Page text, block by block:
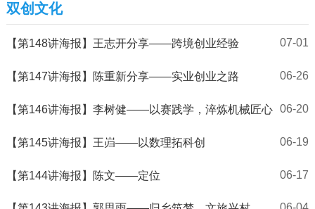
双创文化
【第148讲海报】王志开分享——跨境创业经验 07-01
【第147讲海报】陈重新分享——实业创业之路 06-26
【第146讲海报】李树健——以赛践学，淬炼机械匠心 06-20
【第145讲海报】王岿——以数理拓科创 06-19
【第144讲海报】陈文——定位 06-17